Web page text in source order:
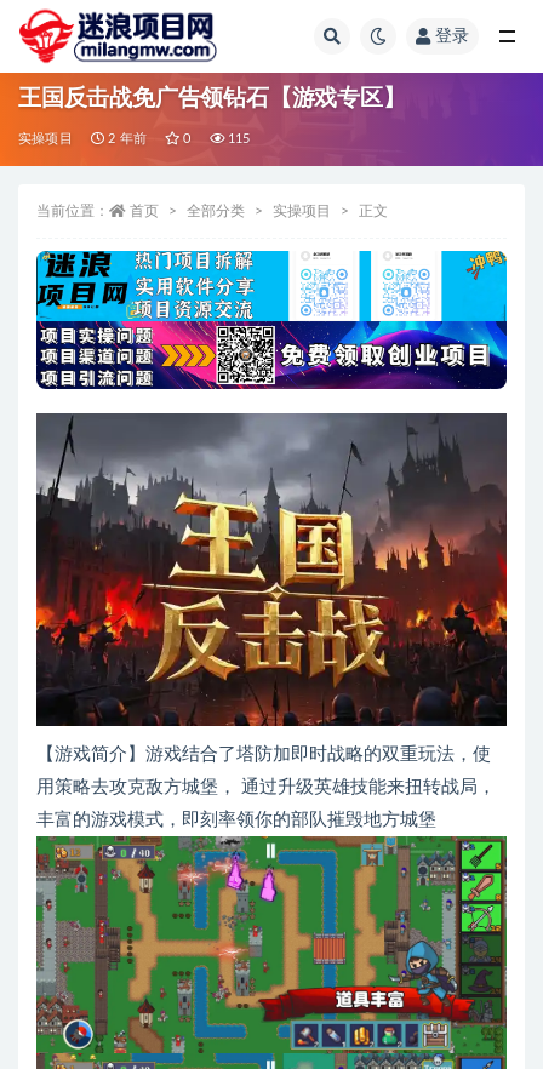
登录
王国反击战免广告领钻石【游戏专区】
实操项目 2 年前 0 115
当前位置： 首页 全部分类 实操项目 正文
【游戏简介】游戏结合了塔防加即时战略的双重玩法，使
用策略去攻克敌方城堡， 通过升级英雄技能来扭转战局，
丰富的游戏模式，即刻率领你的部队摧毁地方城堡
全部